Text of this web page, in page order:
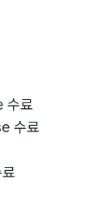
엇인가요? 38
한다는데,
하나요? 47
가요? 잇몸병
수료
수료